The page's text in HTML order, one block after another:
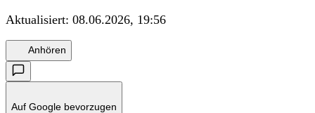
Aktualisiert: 08.06.2026, 19:56
Anhören
Auf Google bevorzugen